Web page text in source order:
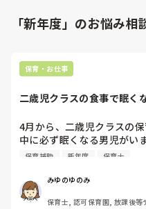
「新年度」のお悩み相
保育・お仕事
二歳児クラスの食事で眠く
4月から、二歳児クラスの
中に必ず眠くなる男児がい
時間を早めにするとシンプ
ません。どうしたら眠くな
保育補助 新年度 保育士
みゆのゆのみ
保育士, 認可保育園, 放課後等